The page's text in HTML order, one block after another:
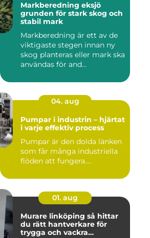
Markberedning eksjö
grunden för stark skog och
stabil mark
Markberedning är ett av de
viktigaste stegen innan ny
skog planteras eller mark ska
användas för and...
04. aug
Pumpar i industrin – hjärtat
i varje effektiv process
Pumpar är den dolda länken
som får många industriella
flöden att fungera....
01. aug
Murare linköping så hittar
du rätt hantverkare för
trygga och vackra